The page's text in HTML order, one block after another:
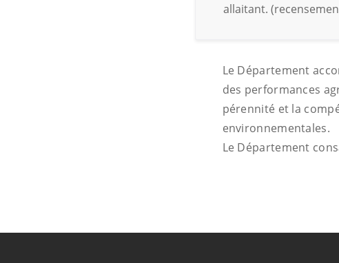
allaitant.
Le Département
des performances
pérennité et la
environnementales.
Le Département